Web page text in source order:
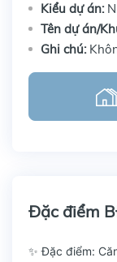
Kiểu dự án:
Tên dự án/
Ghi chú:
Đặc điểm
✨ Đặc điểm: